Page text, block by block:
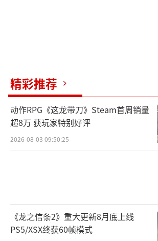
精彩推荐
动作RPG《这龙带刀》Steam首周销量
超8万 获玩家特别好评
2026-08-03 09:50:25
《龙之信条2》重大更新8月底上线
PS5/XSX终获60帧模式